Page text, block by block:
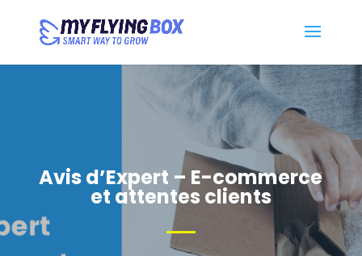
Avis d’Expert – E-commerce
et attentes clients